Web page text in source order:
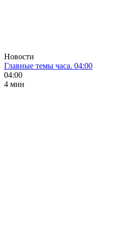
Новости
Главные темы часа. 04:00
04:00
4 мин